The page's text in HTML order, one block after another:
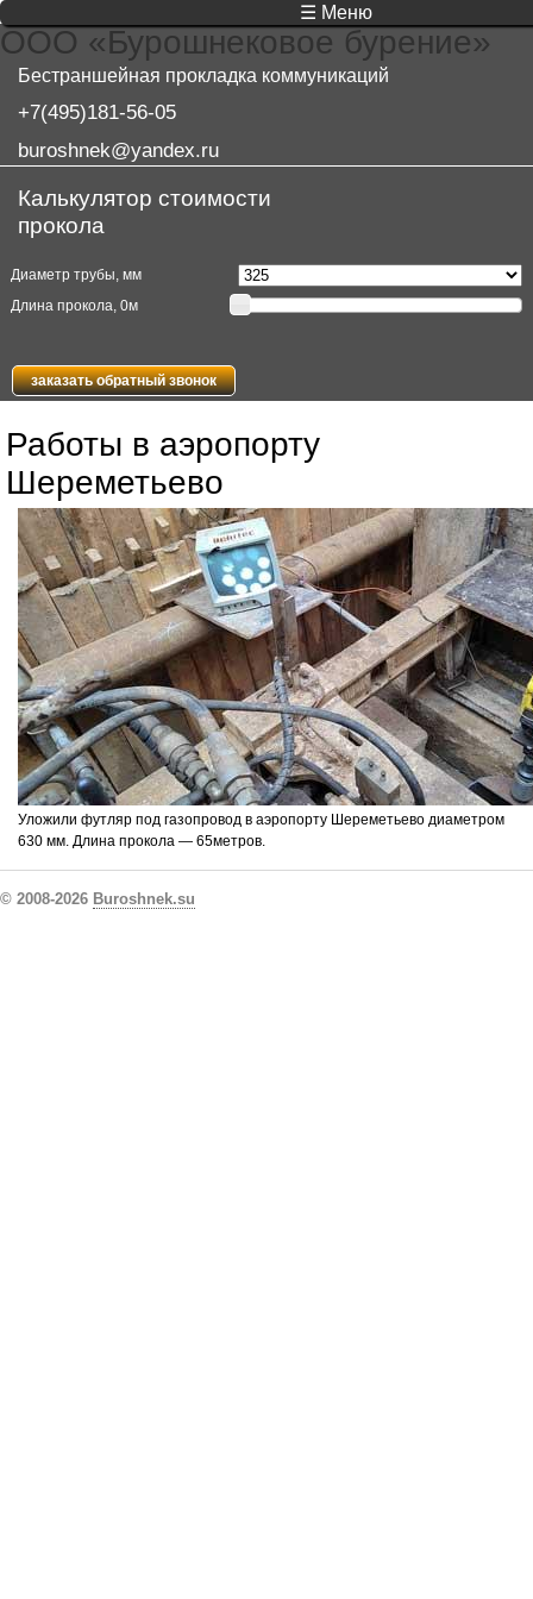
ООО «Бурошнековое бурение»
Бестраншейная прокладка коммуникаций
+7(495)181-56-05
buroshnek@yandex.ru
☰ Меню
Калькулятор стоимости
прокола
Диаметр трубы, мм
Длина прокола, 0м
заказать обратный звонок
Работы в аэропорту
Шереметьево
Уложили футляр под газопровод в аэропорту Шереметьево диаметром
630 мм. Длина прокола — 65метров.
© 2008-2026 Buroshnek.su